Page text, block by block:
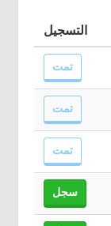
التسجيل
تمت
تمت
تمت
سجل